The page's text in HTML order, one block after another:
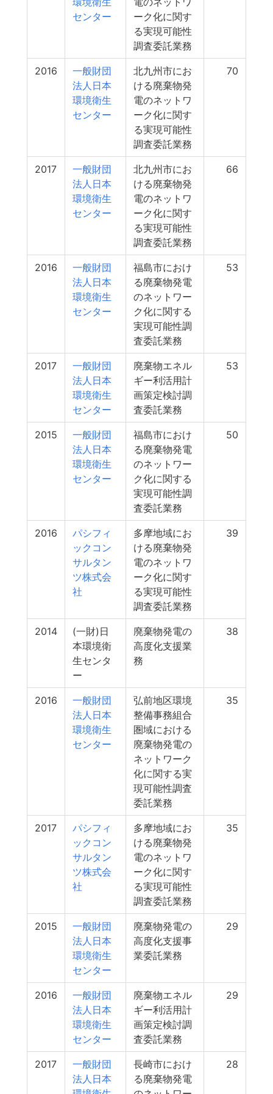
センター
ーク化に関す
る実現可能性
調査委託業務
2016
一般財団
法人日本
環境衛生
センター
北九州市にお
ける廃棄物発
電のネットワ
ーク化に関す
る実現可能性
調査委託業務
70
2017
一般財団
法人日本
環境衛生
センター
北九州市にお
ける廃棄物発
電のネットワ
ーク化に関す
る実現可能性
調査委託業務
66
2016
一般財団
法人日本
環境衛生
センター
福島市におけ
る廃棄物発電
のネットワー
ク化に関する
実現可能性調
査委託業務
53
2017
一般財団
法人日本
環境衛生
センター
廃棄物エネル
ギー利活用計
画策定検討調
査委託業務
53
2015
一般財団
法人日本
環境衛生
センター
福島市におけ
る廃棄物発電
のネットワー
ク化に関する
実現可能性調
査委託業務
50
2016
パシフィ
ックコン
サルタン
ツ株式会
社
多摩地域にお
ける廃棄物発
電のネットワ
ーク化に関す
る実現可能性
調査委託業務
39
2014
(一財)日
本環境衛
生センタ
ー
廃棄物発電の
高度化支援業
務
38
2016
一般財団
法人日本
環境衛生
センター
弘前地区環境
整備事務組合
圏域における
廃棄物発電の
ネットワーク
化に関する実
現可能性調査
委託業務
35
2017
パシフィ
ックコン
サルタン
ツ株式会
社
多摩地域にお
ける廃棄物発
電のネットワ
ーク化に関す
る実現可能性
調査委託業務
35
2015
一般財団
法人日本
環境衛生
センター
廃棄物発電の
高度化支援事
業委託業務
29
2016
一般財団
法人日本
環境衛生
センター
廃棄物エネル
ギー利活用計
画策定検討調
査委託業務
29
2017
一般財団
法人日本
長崎市におけ
る廃棄物発電
28